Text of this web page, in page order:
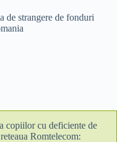
de strangere de fonduri
copiilor cu deficiente de
Romtelecom: